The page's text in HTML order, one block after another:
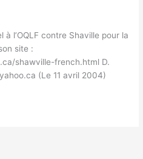
à l’OQLF contre Shaville pour la
site :
shawville-french.html D.
(Le 11 avril 2004)